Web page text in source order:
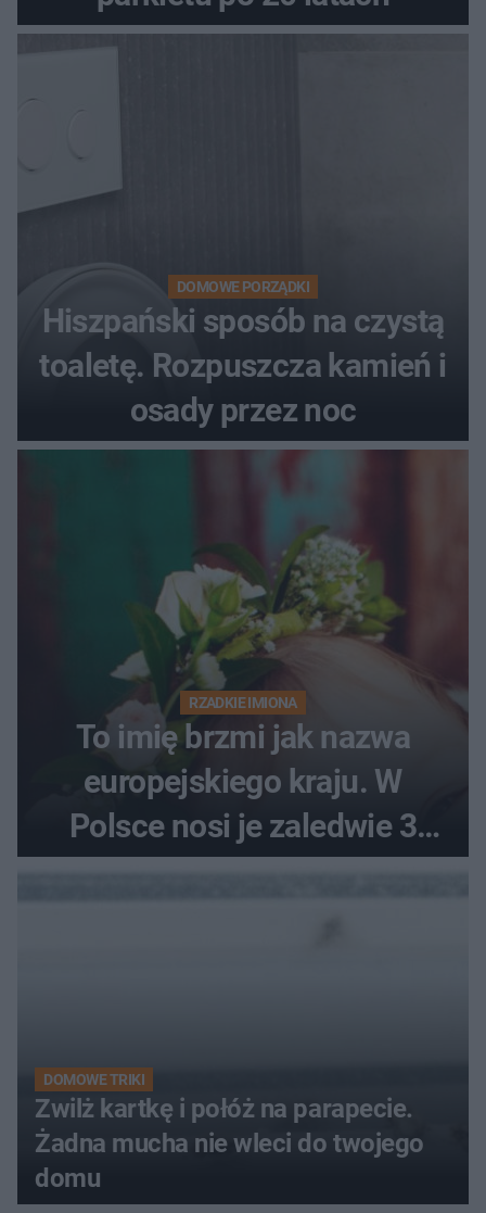
DOMOWE PORZĄDKI
Hiszpański sposób na czystą
toaletę. Rozpuszcza kamień i
osady przez noc
RZADKIE IMIONA
To imię brzmi jak nazwa
europejskiego kraju. W
Polsce nosi je zaledwie 3
DOMOWE TRIKI
Zwilż kartkę i połóż na parapecie.
Żadna mucha nie wleci do twojego
domu